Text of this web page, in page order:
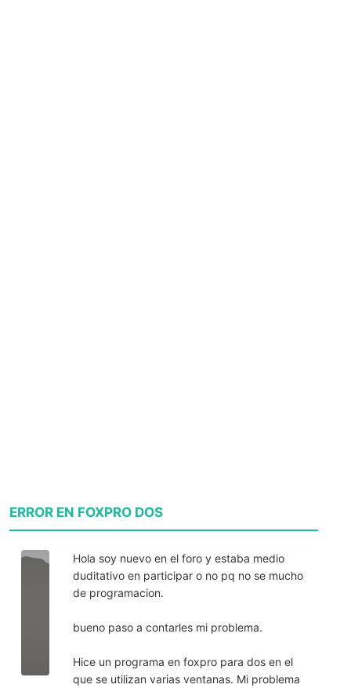
ERROR EN FOXPRO DOS
Hola soy nuevo en el foro y estaba medio
duditativo en participar o no pq no se mucho
de programacion.
bueno paso a contarles mi problema.
Hice un programa en foxpro para dos en el
que se utilizan varias ventanas. Mi problema